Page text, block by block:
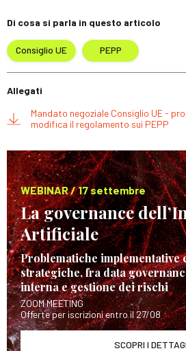
Di cosa si parla in questo articolo
Consiglio UE PEPP
Allegati
Mandato negoziale Consiglio UE -
modifica il regolamento sui PEPP
WEBINAR / 17 settembre
La governance
Artificiale
Problematiche implementative
strategiche, fra data
interna e gestione dei rischi
ZOOM MEETING
Offerte per iscrizioni entro il 27/08
SCOPRI I